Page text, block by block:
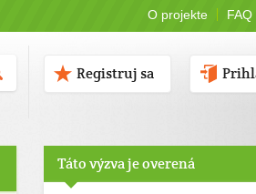
O projekte FAQ
Registruj sa
Táto výzva je overená